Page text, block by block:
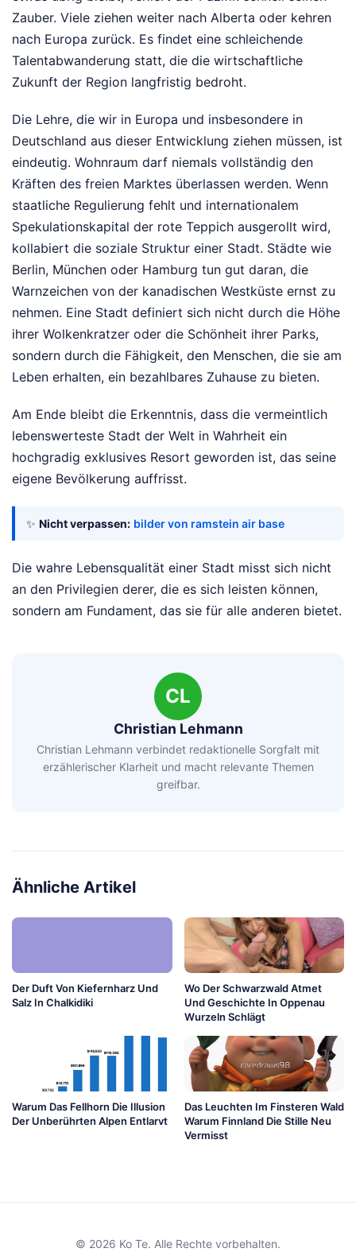
Zauber. Viele ziehen weiter nach Alberta oder kehren
nach Europa zurück. Es findet eine schleichende
Talentabwanderung statt, die die wirtschaftliche
Zukunft der Region langfristig bedroht.
Die Lehre, die wir in Europa und insbesondere in
Deutschland aus dieser Entwicklung ziehen müssen, ist
eindeutig. Wohnraum darf niemals vollständig den
Kräften des freien Marktes überlassen werden. Wenn
staatliche Regulierung fehlt und internationalem
Spekulationskapital der rote Teppich ausgerollt wird,
kollabiert die soziale Struktur einer Stadt. Städte wie
Berlin, München oder Hamburg tun gut daran, die
Warnzeichen von der kanadischen Westküste ernst zu
nehmen. Eine Stadt definiert sich nicht durch die Höhe
ihrer Wolkenkratzer oder die Schönheit ihrer Parks,
sondern durch die Fähigkeit, den Menschen, die sie am
Leben erhalten, ein bezahlbares Zuhause zu bieten.
Am Ende bleibt die Erkenntnis, dass die vermeintlich
lebenswerteste Stadt der Welt in Wahrheit ein
hochgradig exklusives Resort geworden ist, das seine
eigene Bevölkerung auffrisst.
✨ Nicht verpassen: bilder von ramstein air base
Die wahre Lebensqualität einer Stadt misst sich nicht
an den Privilegien derer, die es sich leisten können,
sondern am Fundament, das sie für alle anderen bietet.
CL
Christian Lehmann
Christian Lehmann verbindet redaktionelle Sorgfalt mit
erzählerischer Klarheit und macht relevante Themen
greifbar.
Ähnliche Artikel
Der Duft Von Kiefernharz Und
Salz In Chalkidiki
Wo Der Schwarzwald Atmet
Und Geschichte In Oppenau
Wurzeln Schlägt
Warum Das Fellhorn Die Illusion
Der Unberührten Alpen Entlarvt
Das Leuchten Im Finsteren Wald
Warum Finnland Die Stille Neu
Vermisst
© 2026 Ko Te. Alle Rechte vorbehalten.